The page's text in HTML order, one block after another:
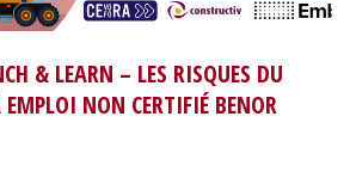
& LEARN – LES RISQUES DU
NON CERTIFIÉ BENOR